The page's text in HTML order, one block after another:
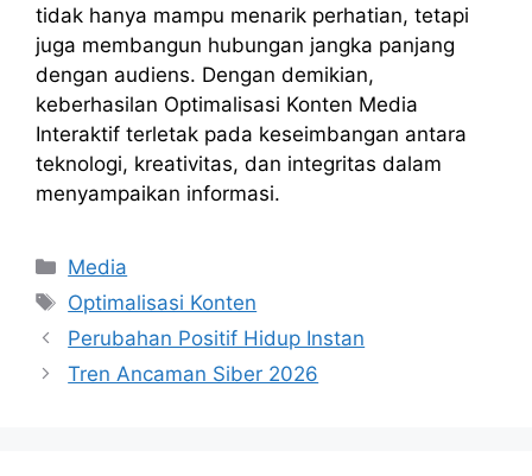
tidak hanya mampu menarik perhatian, tetapi
juga membangun hubungan jangka panjang
dengan audiens. Dengan demikian,
keberhasilan Optimalisasi Konten Media
Interaktif terletak pada keseimbangan antara
teknologi, kreativitas, dan integritas dalam
menyampaikan informasi.
Kategori
Media
Tag
Optimalisasi Konten
Perubahan Positif Hidup Instan
Tren Ancaman Siber 2026